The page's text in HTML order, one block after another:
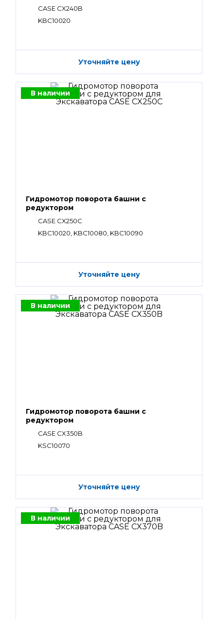
CASE CX240B
KBC10020
Уточняйте цену
В наличии
Гидромотор поворота башни с
редуктором
CASE CX250С
KBC10020, KBC10080, KBC10090
Уточняйте цену
В наличии
Гидромотор поворота башни с
редуктором
CASE CX350B
KSC10070
Уточняйте цену
В наличии